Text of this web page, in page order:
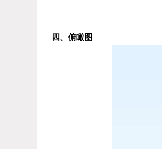
四、俯瞰图